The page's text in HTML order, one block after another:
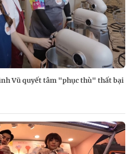
Vũ quyết tâm "phục thù" thất bại